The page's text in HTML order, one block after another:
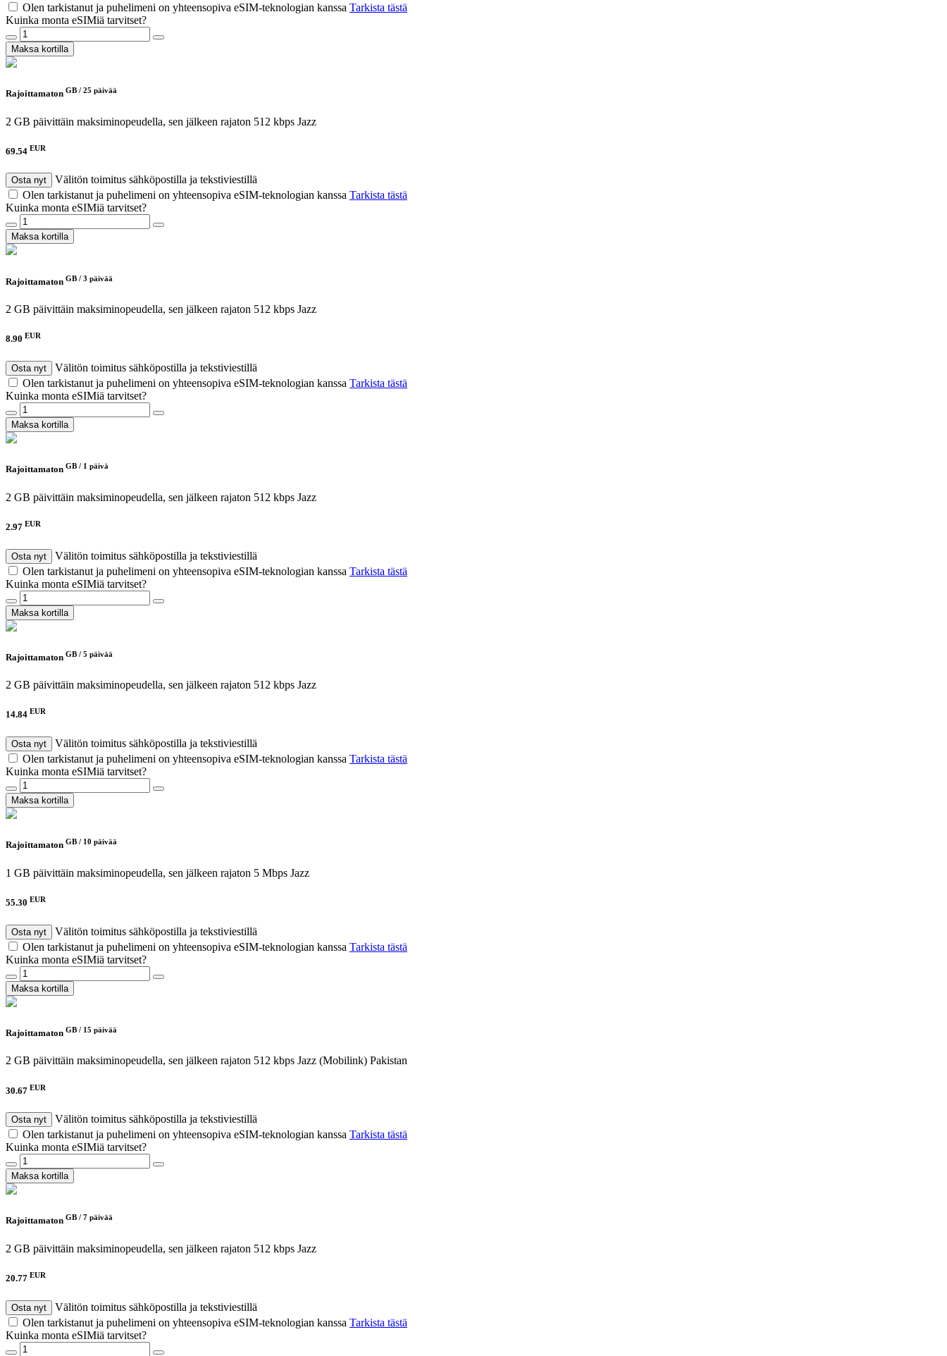
Olen tarkistanut ja puhelimeni on yhteensopiva eSIM-teknologian kanssa Tarkista tästä
Kuinka monta eSIMiä tarvitset?
Maksa kortilla
Rajoittamaton GB / 25 päivää
2 GB päivittäin maksiminopeudella, sen jälkeen rajaton 512 kbps Jazz
69.54 EUR
Osta nyt
Välitön toimitus sähköpostilla ja tekstiviestillä
Olen tarkistanut ja puhelimeni on yhteensopiva eSIM-teknologian kanssa Tarkista tästä
Kuinka monta eSIMiä tarvitset?
Maksa kortilla
Rajoittamaton GB / 3 päivää
2 GB päivittäin maksiminopeudella, sen jälkeen rajaton 512 kbps Jazz
8.90 EUR
Osta nyt
Välitön toimitus sähköpostilla ja tekstiviestillä
Olen tarkistanut ja puhelimeni on yhteensopiva eSIM-teknologian kanssa Tarkista tästä
Kuinka monta eSIMiä tarvitset?
Maksa kortilla
Rajoittamaton GB / 1 päivä
2 GB päivittäin maksiminopeudella, sen jälkeen rajaton 512 kbps Jazz
2.97 EUR
Osta nyt
Välitön toimitus sähköpostilla ja tekstiviestillä
Olen tarkistanut ja puhelimeni on yhteensopiva eSIM-teknologian kanssa Tarkista tästä
Kuinka monta eSIMiä tarvitset?
Maksa kortilla
Rajoittamaton GB / 5 päivää
2 GB päivittäin maksiminopeudella, sen jälkeen rajaton 512 kbps Jazz
14.84 EUR
Osta nyt
Välitön toimitus sähköpostilla ja tekstiviestillä
Olen tarkistanut ja puhelimeni on yhteensopiva eSIM-teknologian kanssa Tarkista tästä
Kuinka monta eSIMiä tarvitset?
Maksa kortilla
Rajoittamaton GB / 10 päivää
1 GB päivittäin maksiminopeudella, sen jälkeen rajaton 5 Mbps Jazz
55.30 EUR
Osta nyt
Välitön toimitus sähköpostilla ja tekstiviestillä
Olen tarkistanut ja puhelimeni on yhteensopiva eSIM-teknologian kanssa Tarkista tästä
Kuinka monta eSIMiä tarvitset?
Maksa kortilla
Rajoittamaton GB / 15 päivää
2 GB päivittäin maksiminopeudella, sen jälkeen rajaton 512 kbps Jazz (Mobilink) Pakistan
30.67 EUR
Osta nyt
Välitön toimitus sähköpostilla ja tekstiviestillä
Olen tarkistanut ja puhelimeni on yhteensopiva eSIM-teknologian kanssa Tarkista tästä
Kuinka monta eSIMiä tarvitset?
Maksa kortilla
Rajoittamaton GB / 7 päivää
2 GB päivittäin maksiminopeudella, sen jälkeen rajaton 512 kbps Jazz
20.77 EUR
Osta nyt
Välitön toimitus sähköpostilla ja tekstiviestillä
Olen tarkistanut ja puhelimeni on yhteensopiva eSIM-teknologian kanssa Tarkista tästä
Kuinka monta eSIMiä tarvitset?